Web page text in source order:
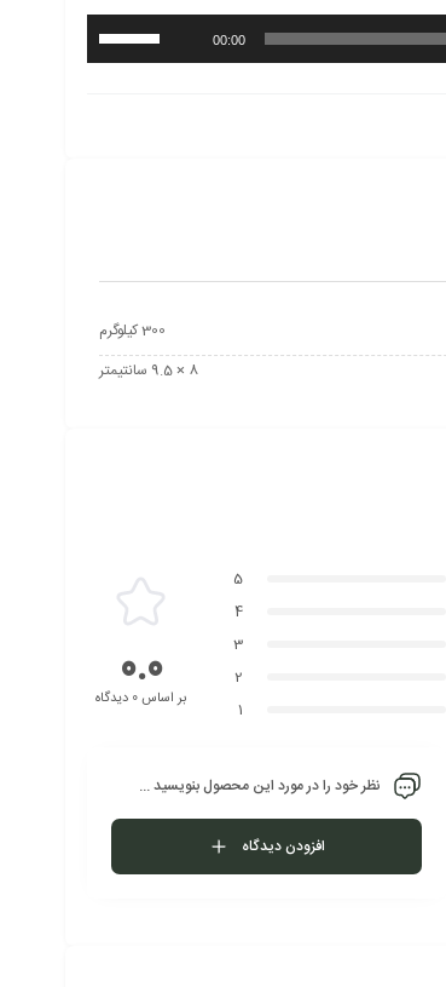
00:00
300 کیلوگرم
8 × 9.5 سانتیمتر
5
4
3
2
1
0.0بر اساس 0 دیدگاه
نظر خود را در مورد این محصول بنویسید ...
افزودن دیدگاه